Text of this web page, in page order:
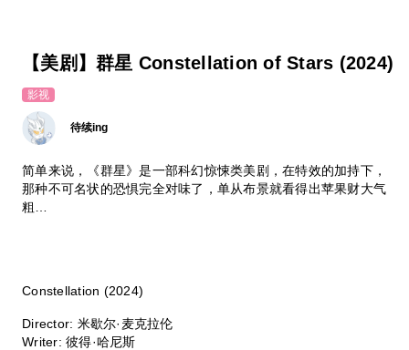
【美剧】群星 Constellation of Stars (2024)
影视
待续ing
简单来说，《群星》是一部科幻惊悚类美剧，在特效的加持下，
那种不可名状的恐惧完全对味了，单从布景就看得出苹果财大气
粗…
Constellation (2024)
Director: 米歇尔·麦克拉伦
Writer: 彼得·哈尼斯